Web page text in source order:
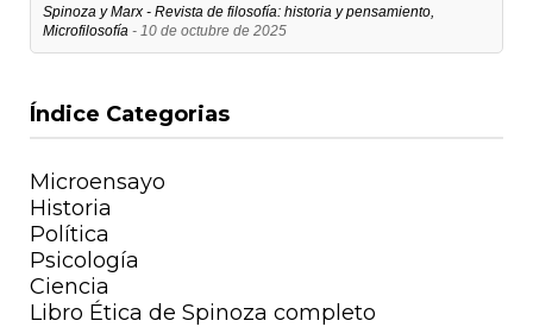
Spinoza y Marx - Revista de filosofía: historia y pensamiento,
Microfilosofía - 10 de octubre de 2025
Índice Categorias
Microensayo
Historia
Política
Psicología
Ciencia
Libro Ética de Spinoza completo